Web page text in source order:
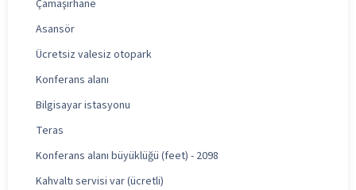
Çamaşırhane
Asansör
Ücretsiz valesiz otopark
Konferans alanı
Bilgisayar istasyonu
Teras
Konferans alanı büyüklüğü (feet) - 2098
Kahvaltı servisi var (ücretli)